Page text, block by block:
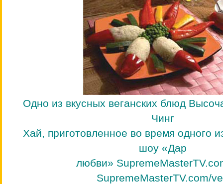
Одно из вкусных веганских блюд
Чинг
Хай, приготовленное во время одного
шоу «Дар
любви»
SupremeMasterTV.com/